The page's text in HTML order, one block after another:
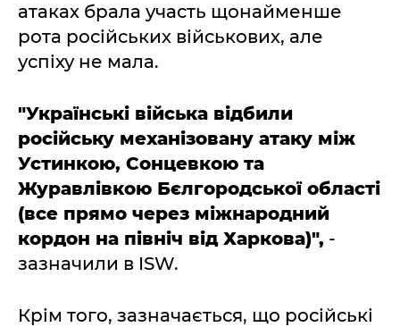
атаках брала участь щонайменше
рота російських військових, але
успіху не мала.
"Українські війська відбили
російську механізовану атаку між
Устинкою, Сонцевкою та
Журавлівкою Бєлгородської області
(все прямо через міжнародний
кордон на північ від Харкова)", -
зазначили в ISW.
Крім того, зазначається, що російські